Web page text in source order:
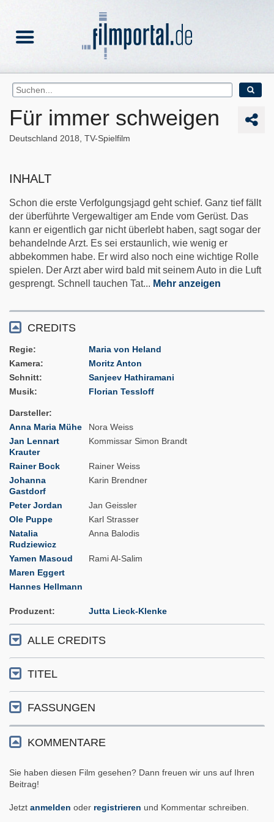
Für immer schweigen
Deutschland 2018 TV-Spielfilm
INHALT
Schon die erste Verfolgungsjagd geht schief. Ganz tief fällt
der überführte Vergewaltiger am Ende vom Gerüst. Das
kann er eigentlich gar nicht überlebt haben, sagt sogar der
behandelnde Arzt. Es sei erstaunlich, wie wenig er
abbekommen habe. Er wird also noch eine wichtige Rolle
spielen. Der Arzt aber wird bald mit seinem Auto in die Luft
gesprengt. Schnell tauchen Tat... Mehr anzeigen
CREDITS
Regie
Maria von Heland
Kamera
Moritz Anton
Schnitt
Sanjeev Hathiramani
Musik
Florian Tessloff
Darsteller
Anna Maria Mühe
Nora Weiss
Jan Lennart
Krauter
Kommissar Simon Brandt
Rainer Bock
Rainer Weiss
Johanna
Gastdorf
Karin Brendner
Peter Jordan
Jan Geissler
Ole Puppe
Karl Strasser
Natalia
Rudziewicz
Anna Balodis
Yamen Masoud
Rami Al-Salim
Maren Eggert
Hannes Hellmann
Produzent Jutta Lieck-Klenke
ALLE CREDITS
TITEL
FASSUNGEN
KOMMENTARE
Sie haben diesen Film gesehen? Dann freuen wir uns auf Ihren
Beitrag!
Jetzt anmelden oder registrieren und Kommentar schreiben.